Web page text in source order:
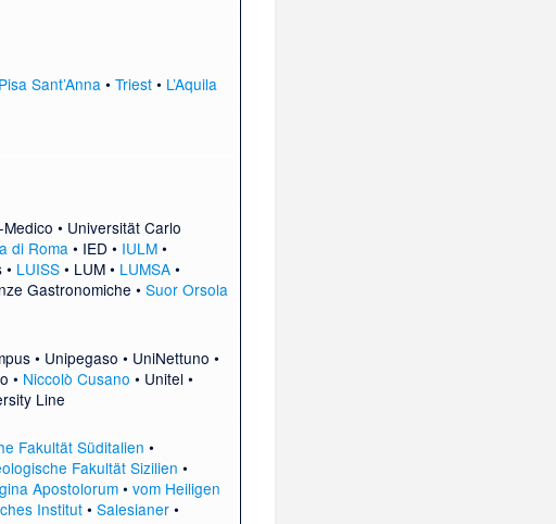
Pisa Sant’Anna • Triest• L’Aquila
• Universität Carlo
di Roma • IED • IULM•
• LUISS• LUM• LUMSA•
Gastronomiche • Suor Orsola
• Unipegaso • UniNettuno •
• Niccolò Cusano • Unitel •
Line
Fakultät Süditalien •
Fakultät Sizilien •
Apostolorum• vom Heiligen
Institut• Salesianer•